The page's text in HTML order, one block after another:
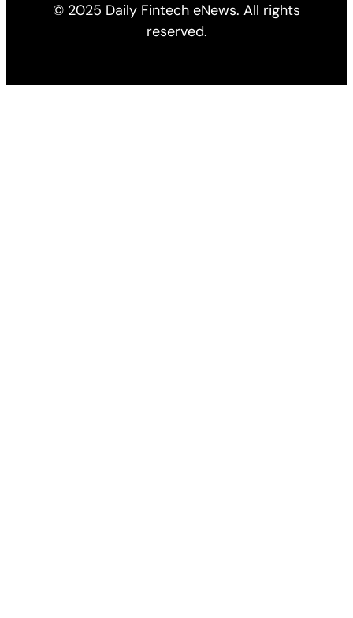
© 2025 Daily Fintech eNews. All rights
reserved.